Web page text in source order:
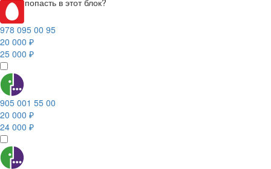
Как попасть в этот блок?
978 095 00 95
20 000 ₽
25 000 ₽
905 001 55 00
20 000 ₽
24 000 ₽